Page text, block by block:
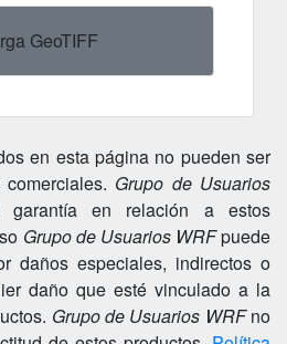
GeoTIFF
en esta página no pueden ser
Grupo de Usuarios
en relación a estos
Grupo de Usuarios WRFpuede
daños especiales, indirectos o
daño que esté vinculado a la
Grupo de Usuarios WRFno